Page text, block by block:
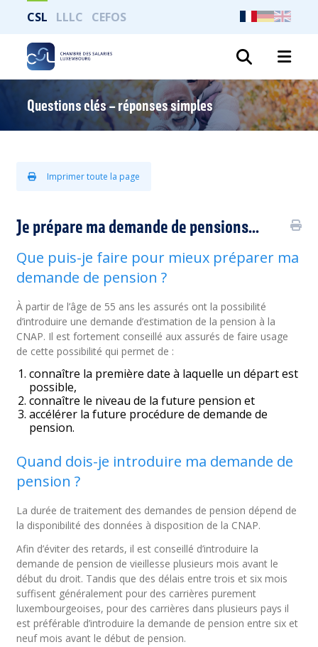
CSL LLLC CEFOS
Questions clés – réponses simples
Imprimer toute la page
Je prépare ma demande de pensions...
Que puis-je faire pour mieux préparer ma
demande de pension ?
À partir de l’âge de 55 ans les assurés ont la possibilité
d’introduire une demande d’estimation de la pension à la
CNAP. Il est fortement conseillé aux assurés de faire usage
de cette possibilité qui permet de :
connaître la première date à laquelle un départ est
possible,
connaître le niveau de la future pension et
accélérer la future procédure de demande de
pension.
Quand dois-je introduire ma demande de
pension ?
La durée de traitement des demandes de pension dépend de
la disponibilité des données à disposition de la CNAP.
Afin d’éviter des retards, il est conseillé d’introduire la
demande de pension de vieillesse plusieurs mois avant le
début du droit. Tandis que des délais entre trois et six mois
suffisent généralement pour des carrières purement
luxembourgeoises, pour des carrières dans plusieurs pays il
est préférable d’introduire la demande de pension entre six et
neuf mois avant le début de pension.